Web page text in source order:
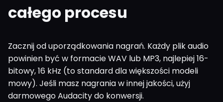
całego procesu
Zacznij od uporządkowania nagrań. Każdy plik audio
powinien być w formacie WAV lub MP3, najlepiej 16-
bitowy, 16 kHz (to standard dla większości modeli
mowy). Jeśli masz nagrania w innej jakości, użyj
darmowego Audacity do konwersji.